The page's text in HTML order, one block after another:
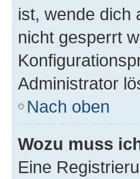
ist, wende dich
nicht gesperrt
Administrator
Nach oben
Wozu muss
Eine